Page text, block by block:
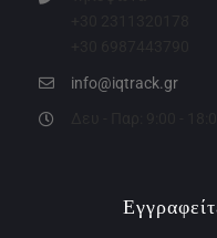
info@iqtrack.gr